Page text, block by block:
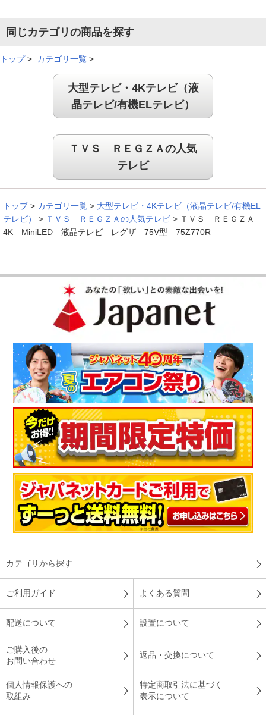
同じカテゴリの商品を探す
トップ> カテゴリ一覧 >
大型テレビ・4Kテレビ（液
晶テレビ/有機ELテレビ）
ＴＶＳ ＲＥＧＺＡの人気
テレビ
トップ > カテゴリ一覧 > 大型テレビ・4Kテレビ（液晶テレビ/有機EL
テレビ）
> ＴＶＳ ＲＥＧＺＡの人気テレビ > ＴＶＳ ＲＥＧＺＡ
4K MiniLED 液晶テレビ レグザ 75V型 75Z770R
カテゴリから探す
ご利用ガイド よくある質問
配送について 設置について
ご購入後の
お問い合わせ
返品・交換について
個人情報保護への
取組み
特定商取引法に基づく
表示について